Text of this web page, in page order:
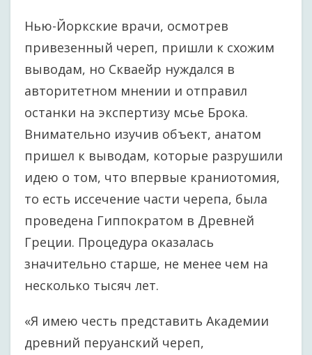
Нью-Йоркские врачи, осмотрев
привезенный череп, пришли к схожим
выводам, но Скваейр нуждался в
авторитетном мнении и отправил
останки на экспертизу мсье Брока.
Внимательно изучив объект, анатом
пришел к выводам, которые разрушили
идею о том, что впервые краниотомия,
то есть иссечение части черепа, была
проведена Гиппократом в Древней
Греции. Процедура оказалась
значительно старше, не менее чем на
несколько тысяч лет.
«Я имею честь представить Академии
древний перуанский череп,